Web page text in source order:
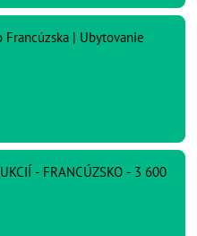
Francúzska | Ubytovanie
- FRANCÚZSKO - 3 600